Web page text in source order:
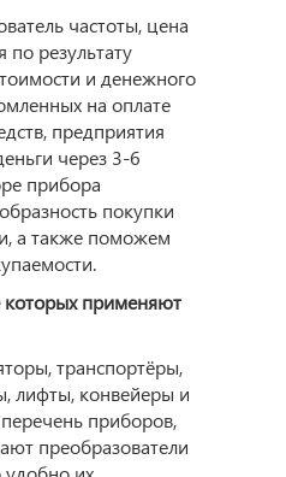
частоты, цена
по результату
и денежного
на оплате
предприятия
через 3-6
прибора
покупки
а также поможем
применяют
транспортёры,
лифты, конвейеры и
приборов,
преобразователи